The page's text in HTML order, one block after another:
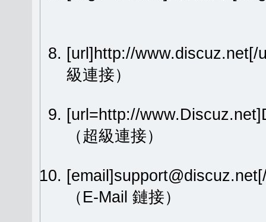
[url]http://
級連接）
[url=http://
（超級連接）
（E-Mail 鏈接）